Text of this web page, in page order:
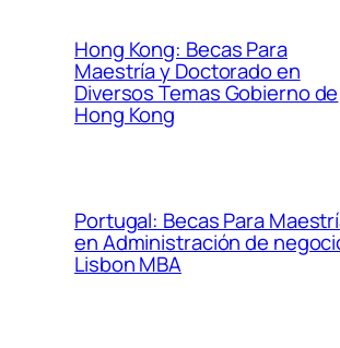
Hong Kong: Becas Para
Maestría y Doctorado en
Diversos Temas Gobierno de
Hong Kong
Portugal: Becas Para
en Administración de
Lisbon MBA